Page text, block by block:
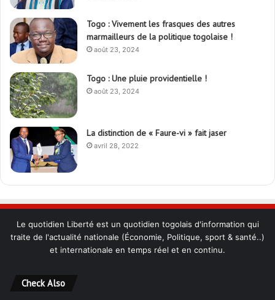
Togo : Vivement les frasques des autres
marmailleurs de la politique togolaise !
août 23, 2024
Togo : Une pluie providentielle !
août 23, 2024
La distinction de « Faure-vi » fait jaser
avril 28, 2022
Le quotidien Liberté est un quotidien togolais d'information qui
traite de l'actualité nationale (Économie, Politique, sport & santé..)
et internationale en temps réel et en continu.
Check Also